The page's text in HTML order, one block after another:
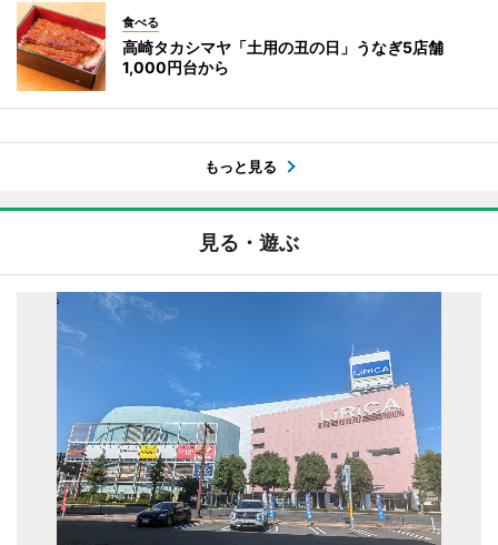
食べる
高崎タカシマヤ「土用の丑の日」うなぎ5店舗
1,000円台から
もっと見る
見る・遊ぶ